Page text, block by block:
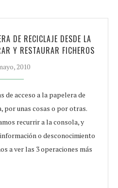
DE RECICLAJE DESDE LA
Y RESTAURAR FICHEROS
2010
de acceso a la papelera de
por unas cosas o por otras.
recurrir a la consola, y
o desconocimiento
a ver las 3 operaciones más